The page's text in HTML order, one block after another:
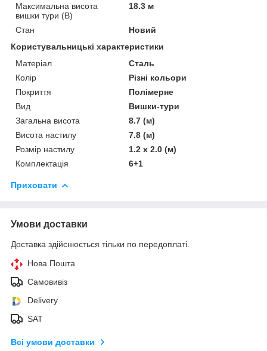
Максимальна висота
вишки тури (В)
18.3 м
Стан
Новий
Користувальницькі характеристики
Матеріал
Сталь
Колір
Різні кольори
Покриття
Полімерне
Вид
Вишки-тури
Загальна висота
8.7 (м)
Висота настилу
7.8 (м)
Розмір настилу
1.2 х 2.0 (м)
Комплектація
6+1
Приховати
Умови доставки
Доставка здійснюється тільки по передоплаті.
Нова Пошта
Самовивіз
Delivery
SAT
Всі умови доставки